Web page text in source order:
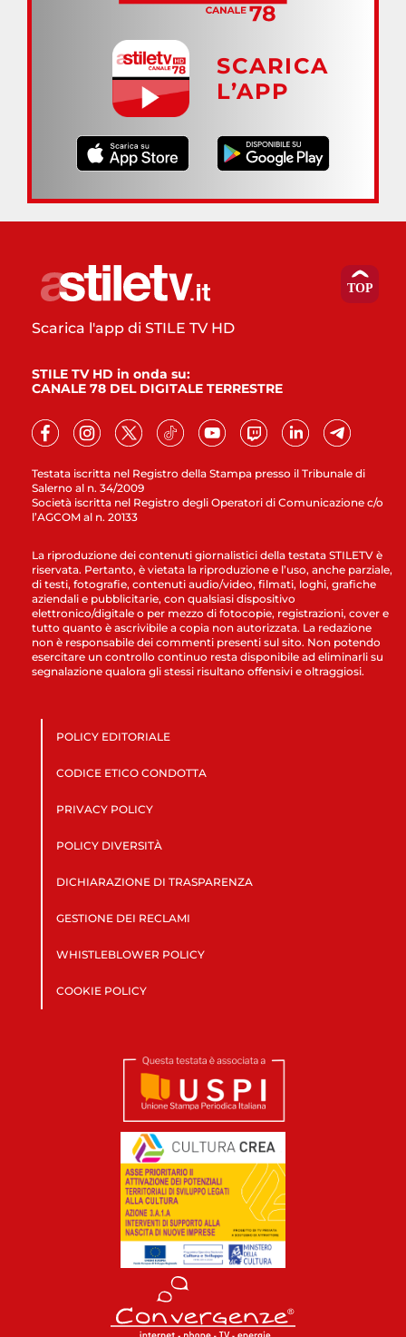
SCARICA
L’APP
Testata iscritta nel Registro della Stampa presso il Tribunale di
Salerno al n. 34/2009
Società iscritta nel Registro degli Operatori di Comunicazione c/o
l’AGCOM al n. 20133
Scarica l'app di STILE TV HD
STILE TV HD in onda su:
CANALE 78 DEL DIGITALE TERRESTRE
La riproduzione dei contenuti giornalistici della testata STILETV è
riservata. Pertanto, è vietata la riproduzione e l’uso, anche parziale,
di testi, fotografie, contenuti audio/video, filmati, loghi, grafiche
aziendali e pubblicitarie, con qualsiasi dispositivo
elettronico/digitale o per mezzo di fotocopie, registrazioni, cover e
tutto quanto è ascrivibile a copia non autorizzata. La redazione
non è responsabile dei commenti presenti sul sito. Non potendo
esercitare un controllo continuo resta disponibile ad eliminarli su
segnalazione qualora gli stessi risultano offensivi e oltraggiosi.
POLICY EDITORIALE
CODICE ETICO CONDOTTA
PRIVACY POLICY
POLICY DIVERSITÀ
DICHIARAZIONE DI TRASPARENZA
GESTIONE DEI RECLAMI
WHISTLEBLOWER POLICY
COOKIE POLICY